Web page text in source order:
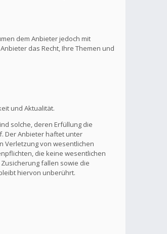
dem Anbieter jedoch mit
das Recht, Ihre Themen und
und Aktualität.
solche, deren Erfüllung die
Der Anbieter haftet unter
Verletzung von wesentlichen
die keine wesentlichen
fallen sowie die
hiervon unberührt.